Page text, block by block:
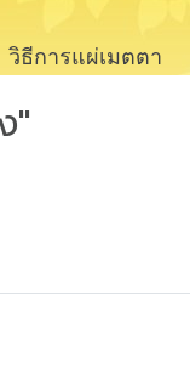
วิธีการแผ่เมตตา
"